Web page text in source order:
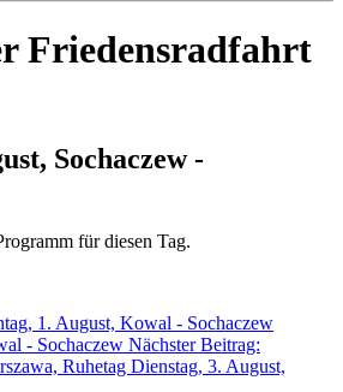
Friedensradfahrt
Sochaczew -
für diesen Tag.
1. August, Kowal - Sochaczew
- Sochaczew Nächster Beitrag:
Ruhetag Dienstag, 3. August,